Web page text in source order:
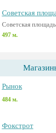
Советская
Советская площадь
497 м.
Рынок
484 м.
Фокстрот